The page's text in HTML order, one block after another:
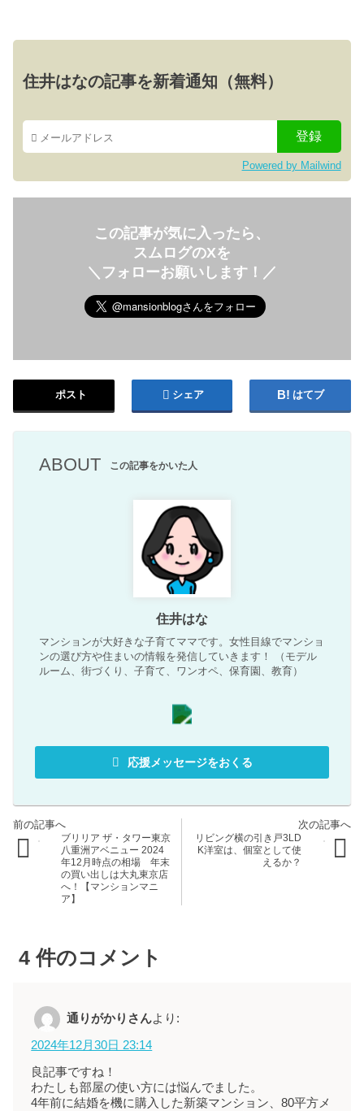
住井はなの記事を新着通知（無料）
Powered by Mailwind
この記事が気に入ったら、
スムログのXを
＼フォローお願いします！／
ポスト シェア はてブ
ABOUT この記事をかいた人
住井はな
マンションが大好きな子育てママです。女性目線でマンショ
ンの選び方や住まいの情報を発信していきます！ （モデル
ルーム、街づくり、子育て、ワンオペ、保育園、教育）
応援メッセージをおくる
ブリリア ザ・タワー東京
八重洲アベニュー 2024
年12月時点の相場 年末
の買い出しは大丸東京店
へ！【マンションマニ
ア】
リビング横の引き戸3LD
K洋室は、個室として使
えるか？
4 件のコメント
通りがかりさんより:
2024年12月30日 23:14
良記事ですね！
わたしも部屋の使い方には悩んでました。
4年前に結婚を機に購入した新築マンション、80平方メ